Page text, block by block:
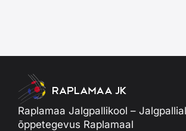
Raplamaa Jalgpallikool –
õppetegevus Raplamaal